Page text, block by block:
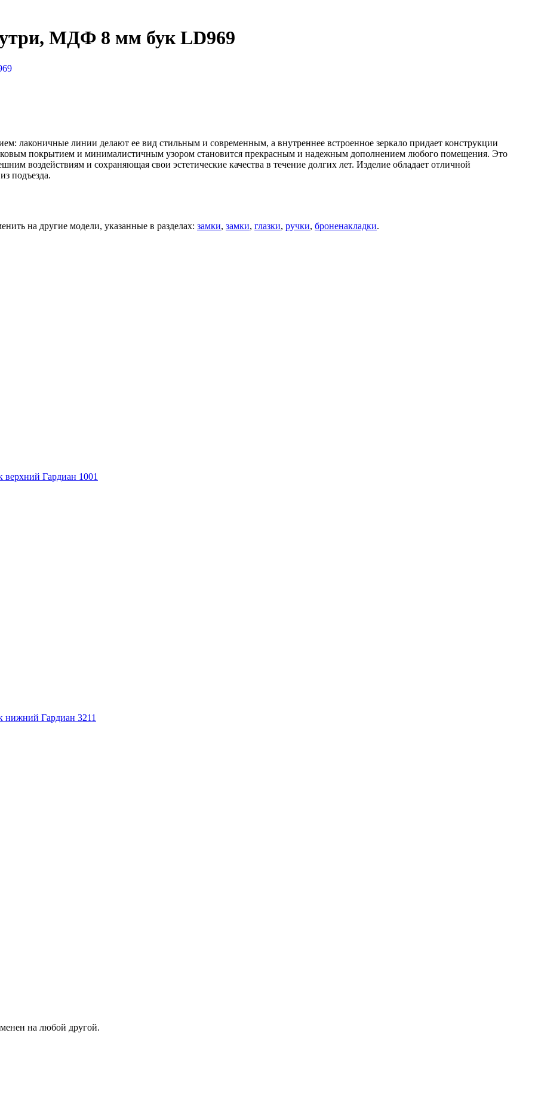
МДФ 8 мм бук LD969
лаконичные линии делают ее вид стильным и современным, а внутреннее встроенное зеркало придает конструкции
покрытием и минималистичным узором становится прекрасным и надежным дополнением любого помещения. Это
воздействиям и сохраняющая свои эстетические качества в течение долгих лет. Изделие обладает отличной
подъезда.
на другие модели, указанные в разделах: замки, замки, глазки, ручки, броненакладки.
верхний Гардиан 1001
нижний Гардиан 3211
на любой другой.